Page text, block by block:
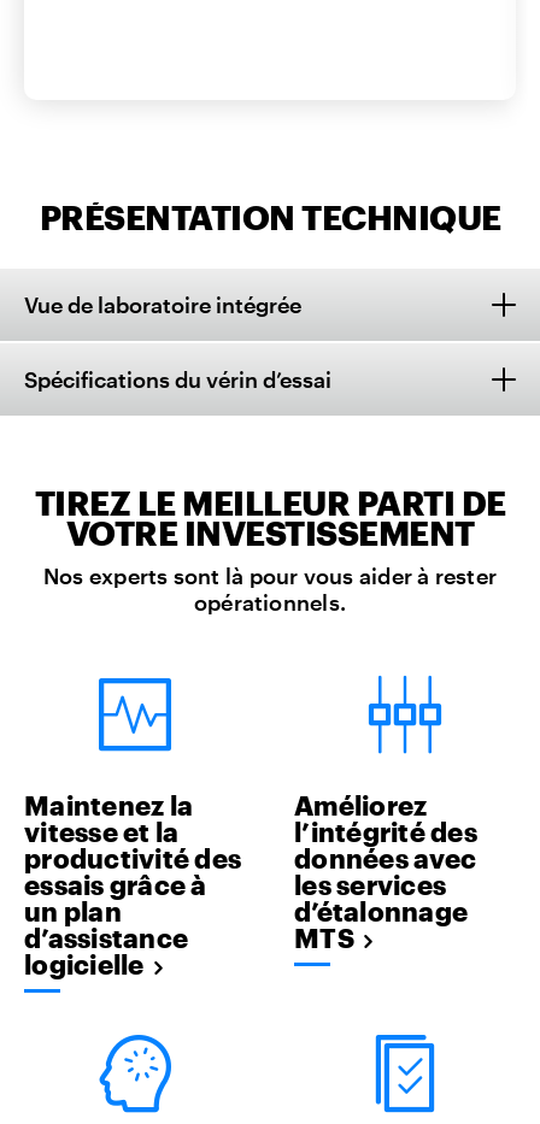
PRÉSENTATION TECHNIQUE
Vue de laboratoire intégrée
Spécifications du vérin d’essai
TIREZ LE MEILLEUR PARTI DE
VOTRE INVESTISSEMENT
Nos experts sont là pour vous aider à rester
opérationnels.
Maintenez la
vitesse et la
productivité des
essais grâce à
un plan
d’assistance
logicielle
Améliorez
l’intégrité des
données avec
les services
d’étalonnage
MTS